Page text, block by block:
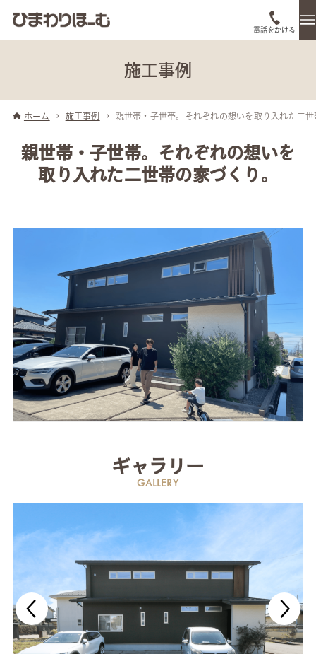
電話をかける
施工事例
ホーム 施工事例 親世帯・子世帯。それぞれの想いを取り入れた二
親世帯・子世帯。それぞれの想いを
取り入れた二世帯の家づくり。
ギャラリー
GALLERY